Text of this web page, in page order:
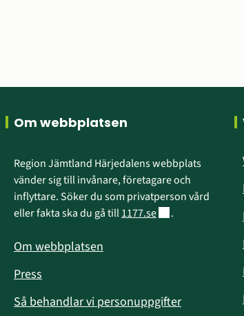
Sidfot
Om webbplatsen
Region Jämtland Härjedalens webbplats
vänder sig till invånare, företagare och
inflyttare. Söker du som privatperson vård
eller fakta ska du gå till 1177.seLänk till annan
.
Om webbplatsen
Press
Så behandlar vi personuppgifter